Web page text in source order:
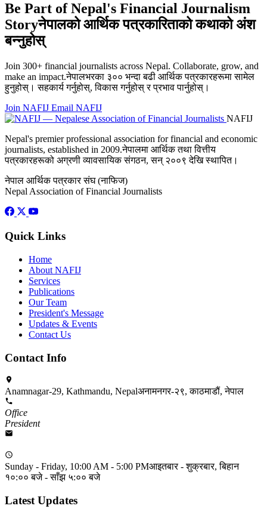
Be Part of Nepal's Financial Journalism
Storyनेपालको आर्थिक पत्रकारिताको कथाको अंश
बन्नुहोस्
Join 300+ financial journalists across Nepal. Collaborate, grow, and
make an impact.नेपालभरका ३०० भन्दा बढी आर्थिक पत्रकारहरूमा सामेल
हुनुहोस्। सहकार्य गर्नुहोस्, विकास गर्नुहोस् र प्रभाव पार्नुहोस्।
Join NAFIJ Email NAFIJ
NAFIJ
Nepal's premier professional association for financial and economic
journalists, established in 2009.नेपालमा आर्थिक तथा वित्तीय
पत्रकारहरूको अग्रणी व्यावसायिक संगठन, सन् २००९ देखि स्थापित।
नेपाल आर्थिक पत्रकार संघ (नाफिज)
Nepal Association of Financial Journalists
Quick Links
Home
About NAFIJ
Services
Publications
Our Team
President's Message
Updates & Events
Contact Us
Contact Info
Anamnagar-29, Kathmandu, Nepalअनामनगर-२९, काठमाडौं, नेपाल
Office
President
Sunday - Friday, 10:00 AM - 5:00 PMआइतबार - शुक्रबार, बिहान
१०:०० बजे - साँझ ५:०० बजे
Latest Updates